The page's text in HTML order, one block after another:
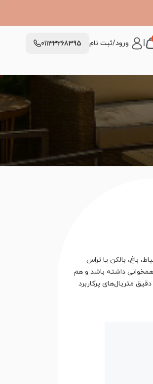
ورود/ثبت نام 01133268395
باغ، بالکن یا تراس
داشته باشد و هم
متریال‌های پرکاربرد